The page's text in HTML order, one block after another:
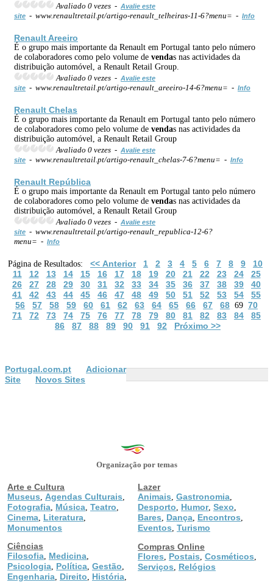
Avaliado 0 vezes - Avalie este
site - www.renaultretail.pt/artigo-renault_telheiras-11-6?menu= - Info
Renault Areeiro
É o grupo mais importante da Renault em Portugal tanto pelo número
de colaboradores como pelo volume de vendas nas actividades da
distribuição automóvel, a Renault Retail Group.
Avaliado 0 vezes - Avalie este
site - www.renaultretail.pt/artigo-renault_areeiro-14-6?menu= - Info
Renault Chelas
É o grupo mais importante da Renault em Portugal tanto pelo número
de colaboradores como pelo volume de vendas nas actividades da
distribuição automóvel, a Renault Retail Group
Avaliado 0 vezes - Avalie este
site - www.renaultretail.pt/artigo-renault_chelas-7-6?menu= - Info
Renault República
É o grupo mais importante da Renault em Portugal tanto pelo número
de colaboradores como pelo volume de vendas nas actividades da
distribuição automóvel, a Renault Retail Group
Avaliado 0 vezes - Avalie este
site - www.renaultretail.pt/artigo-renault_republica-12-6?
menu= - Info
Página de Resultados: << Anterior 1 2 3 4 5 6 7 8 9
10
11
12 13 14 15 16 17 18 19 20 21 22 23 24
25
26
27 28 29 30 31 32 33 34 35 36 37 38 39
40
41
42 43 44 45 46 47 48 49 50 51 52 53 54
55
56
57 58 59 60 61 62 63 64 65 66 67 68 69 70
71
72 73 74 75 76 77 78 79 80 81 82 83 84
85
86
87 88 89 90 91 92 Próximo >>
Portugal.com.pt
Adicionar
Site
Novos Sites
Organização por temas
Arte e Cultura
Museus
Agendas Culturais
Fotografia Música Teatro
Cinema Literatura
Monumentos
Ciências
Filosofia Medicina
Psicologia Política Gestão
Engenharia Direito História
Lazer
Animais Gastronomia
Desporto Humor, Sexo
Bares Dança Encontros
Eventos Turismo
Compras Online
Flores
Postais Cosméticos
Serviços
Relógios